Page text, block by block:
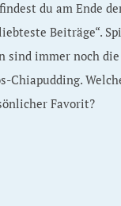
du am Ende
Beiträge“.
sind immer noch
Chiapudding.
Favorit?